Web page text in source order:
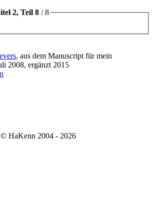
2, Teil 8 / 8
, aus dem Manuscript für mein
2008, ergänzt 2015
HaKenn 2004 - 2026